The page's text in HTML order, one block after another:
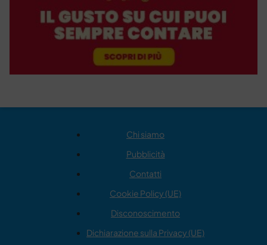
Chi siamo
Pubblicità
Contatti
Cookie Policy (UE)
Disconoscimento
Dichiarazione sulla Privacy (UE)